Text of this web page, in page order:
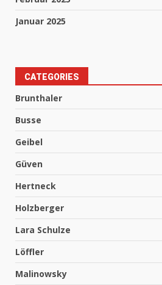
Januar 2025
CATEGORIES
Brunthaler
Busse
Geibel
Güven
Hertneck
Holzberger
Lara Schulze
Löffler
Malinowsky